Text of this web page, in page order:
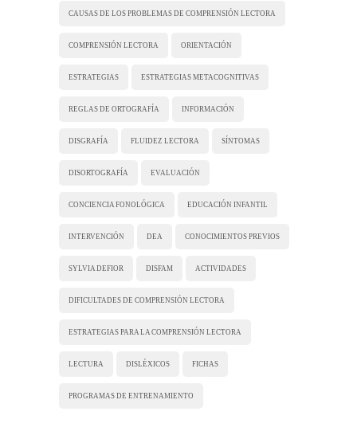
CAUSAS DE LOS PROBLEMAS DE COMPRENSIÓN LECTORA
COMPRENSIÓN LECTORA ORIENTACIÓN
ESTRATEGIAS ESTRATEGIAS METACOGNITIVAS
REGLAS DE ORTOGRAFÍA INFORMACIÓN
DISGRAFÍA FLUIDEZ LECTORA SÍNTOMAS
DISORTOGRAFÍA EVALUACIÓN
CONCIENCIA FONOLÓGICA EDUCACIÓN INFANTIL
INTERVENCIÓN DEA CONOCIMIENTOS PREVIOS
SYLVIA DEFIOR DISFAM ACTIVIDADES
DIFICULTADES DE COMPRENSIÓN LECTORA
ESTRATEGIAS PARA LA COMPRENSIÓN LECTORA
LECTURA DISLÉXICOS FICHAS
PROGRAMAS DE ENTRENAMIENTO